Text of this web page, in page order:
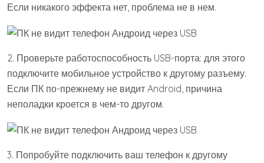
Если никакого эффекта нет, проблема не в нем.
2. Проверьте работоспособность USB-порта: для этого
подключите мобильное устройство к другому разъему.
Если ПК по-прежнему не видит Android, причина
неполадки кроется в чем-то другом.
3. Попробуйте подключить ваш телефон к другому